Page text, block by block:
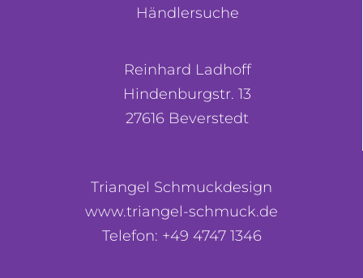
Händlersuche
Reinhard Ladhoff
Hindenburgstr. 13
27616 Beverstedt
Triangel Schmuckdesign
www.triangel-schmuck.de
Telefon: +49 4747 1346